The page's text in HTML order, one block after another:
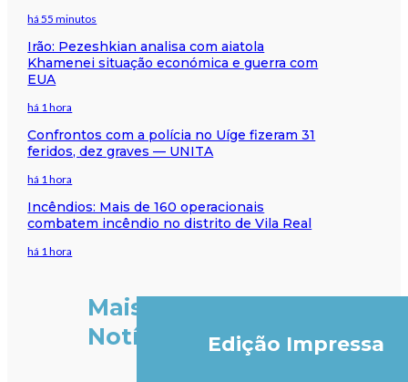
há 55 minutos
Irão: Pezeshkian analisa com aiatola
Khamenei situação económica e guerra com
EUA
há 1 hora
Confrontos com a polícia no Uíge fizeram 31
feridos, dez graves — UNITA
há 1 hora
Incêndios: Mais de 160 operacionais
combatem incêndio no distrito de Vila Real
há 1 hora
Mais
Notícias
Edição Impressa